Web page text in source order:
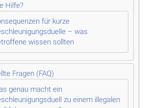
Hilfe?
für kurze
– was
wissen sollten
Fragen (FAQ)
genau macht ein
zu einem illegalen